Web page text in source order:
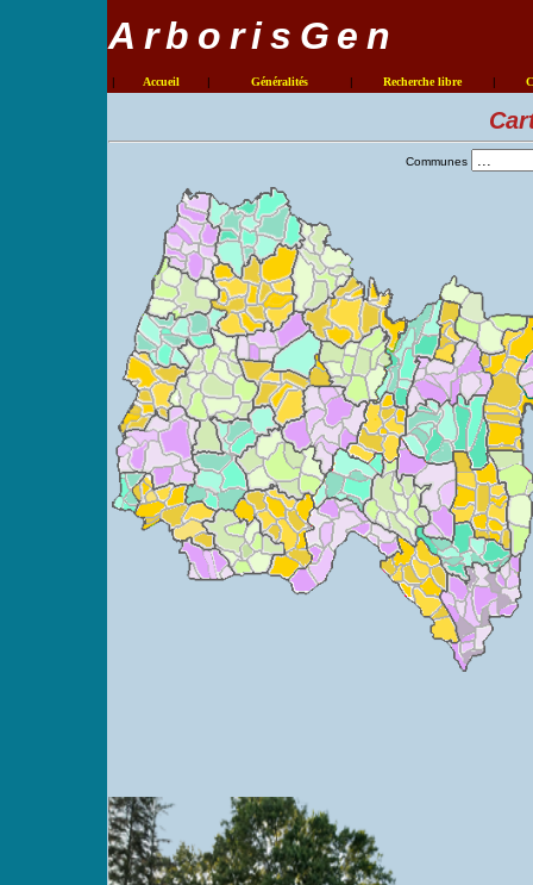
ArborisGen
| Accueil | Généralités | Recherche libre |
Communes